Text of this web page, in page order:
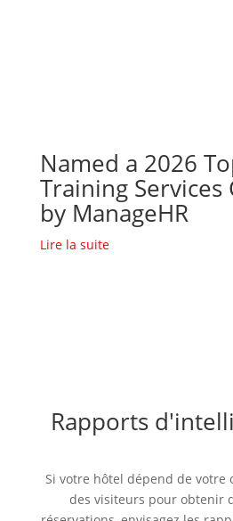
Named a 2026
Training Services
by ManageHR
Lire la suite
Rapports
Si votre hôtel dépend de votre
des visiteurs pour obtenir